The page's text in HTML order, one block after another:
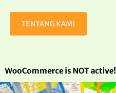
TENTANG KAMI
WooCommerce is NOT active!